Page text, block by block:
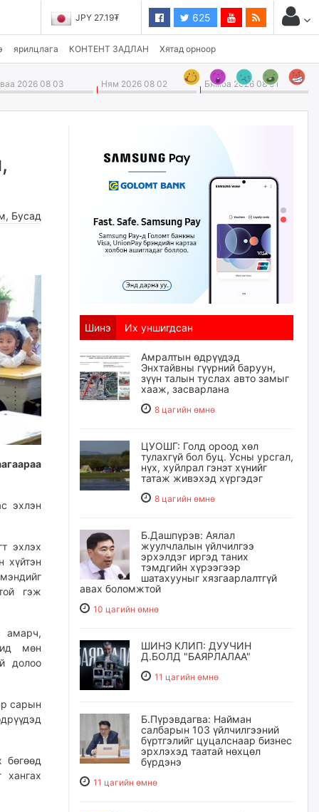
JPY 27.19₮ 625
ярилцлага КОНТЕНТ ЗАДЛАН Хятад орноор
2026 08 03 Ням 2026 08 02 Бямба 2026 08 01
, Бусад
эхлэн
эхлэх
хүйтэн
гэж
амарч,
мөн
долоо
сарын
бөгөөд
хангах
Шинэ Их уншигдсан
Амралтын өдрүүдэд
Энхтайвны гүүрний баруун,
зүүн талын туслах авто замыг
хааж, засварлана
8 цагийн өмнө
ЦУОШГ: Голд ороод хөл
тулахгүй бол буц. Усны урсгал,
нүх, хуйлрал гэнэт хүнийг
татаж живэхэд хүргэдэг
8 цагийн өмнө
Б.Дашпүрэв: Аялал
жуулчлалын үйлчилгээ
эрхэлдэг иргэд таних
тэмдгийн хүрээгээр
шатахууныг хязгаарлалтгүй
авах боломжтой
10 цагийн өмнө
ШИНЭ КЛИП: ДУУЧИН
Д.БОЛД "БАЯРЛАЛАА"
11 цагийн өмнө
Б.Пүрэвдагва: Найман
салбарын 103 үйлчилгээний
бүртгэлийг цуцалснаар бизнес
эрхлэхэд таатай нөхцөл
бүрдэнэ
11 цагийн өмнө